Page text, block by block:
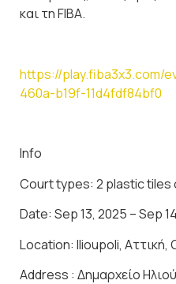
και τη FIBA.
https://play.fiba3x3.com/
460a-b19f-11d4fdf84bf0
Info
Court types: 2 plastic tiles
Date: Sep 13, 2025 – Sep
Location: Ilioupoli, Αττική,
Address : Δημαρχείο